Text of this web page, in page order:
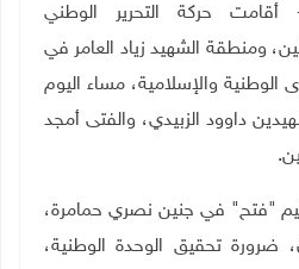
6-2022 وفا- أقامت حركة التحرير الوطني
ومنطقة الشهيد زياد العامر في
الوطنية والإسلامية، مساء اليوم
داوود الزبيدي، والفتى أمجد
"فتح" في جنين نصري حمامرة،
ضرورة تحقيق الوحدة الوطنية،